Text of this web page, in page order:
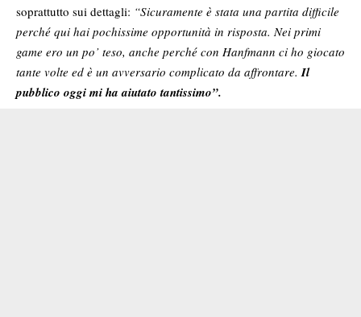
soprattutto sui dettagli: “Sicuramente è stata una partita difficile
perché qui hai pochissime opportunità in risposta. Nei primi
game ero un po’ teso, anche perché con Hanfmann ci ho giocato
tante volte ed è un avversario complicato da affrontare. Il
pubblico oggi mi ha aiutato tantissimo”.